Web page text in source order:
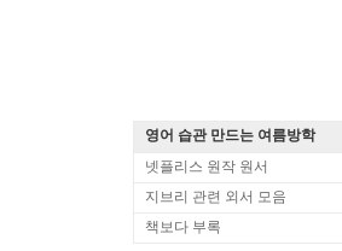
영어 습관 만드는 여름방학
넷플리스 원작 원서
지브리 관련 외서 모음
책보다 부록